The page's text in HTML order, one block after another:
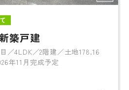
築戸建
／4LDK／2階建／土地178.16
年11月完成予定